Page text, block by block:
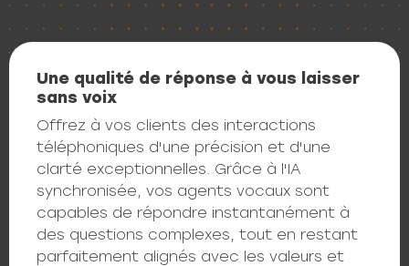
Une qualité de réponse à vous laisser
sans voix
Offrez à vos clients des interactions
téléphoniques d'une précision et d'une
clarté exceptionnelles. Grâce à l'IA
synchronisée, vos agents vocaux sont
capables de répondre instantanément à
des questions complexes, tout en restant
parfaitement alignés avec les valeurs et